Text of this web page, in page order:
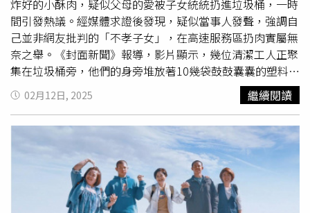
炸好的小酥肉，疑似父母的愛被子女統統扔進垃圾桶，一時
間引發熱議。經媒體求證後發現，疑似當事人發聲，強調自
己並非網友批判的「不孝子女」，在高速服務區扔肉實屬無
奈之舉。《封面新聞》報導，影片顯示，幾位清潔工人正聚
集在垃圾桶旁，他們的身旁堆放著10幾袋鼓鼓囊囊的塑料
袋，裡面裝滿了各式各樣的食物。有生鮮肉類、已經烹飪好
的熟食，還有炸得金黃酥脆的小酥肉和帶魚，還有些塑膠袋
裡裝著許多貴州當地的新鮮蔬菜，保守估計年貨總重量有
30、40斤，價值上千元。影片發酵後，扔下年貨的疑似當
事人海舟（化名）已經在社交平台上說明真實的情況，也回
應了網友的疑問。海舟來自貴州，
遠嫁到黑龍江，今年是第
一次回老家過年，年貨是父母偷偷放的，一開始不知道。
「是我丟的，因為堵車，（肉）放幾天可能會臭掉，我把放
02月12日, 2025 繼續閱讀